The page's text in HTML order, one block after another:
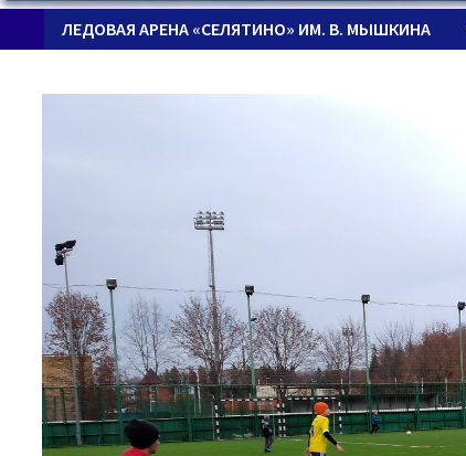
ЛЕДОВАЯ АРЕНА «СЕЛЯТИНО» ИМ. В. МЫШКИНА